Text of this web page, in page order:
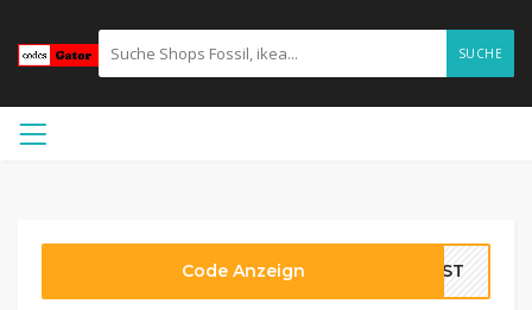
SUCHE
Code Anzeign RBST